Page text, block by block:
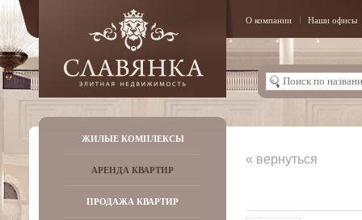
О компании Наши офисы
ЖИЛЫЕ КОМПЛЕКСЫ
АРЕНДА КВАРТИР
ПРОДАЖА КВАРТИР
« вернуться